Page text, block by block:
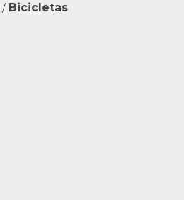
/ Bicicletas